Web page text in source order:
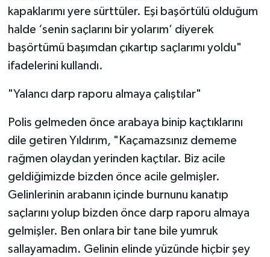
kapaklarımı yere sürttüler. Eşi başörtülü olduğum
halde ‘senin saçlarını bir yolarım’ diyerek
başörtümü başımdan çıkartıp saçlarımı yoldu"
ifadelerini kullandı.
"Yalancı darp raporu almaya çalıştılar"
Polis gelmeden önce arabaya binip kaçtıklarını
dile getiren Yıldırım, "Kaçamazsınız dememe
rağmen olaydan yerinden kaçtılar. Biz acile
geldiğimizde bizden önce acile gelmişler.
Gelinlerinin arabanın içinde burnunu kanatıp
saçlarını yolup bizden önce darp raporu almaya
gelmişler. Ben onlara bir tane bile yumruk
sallayamadım. Gelinin elinde yüzünde hiçbir şey